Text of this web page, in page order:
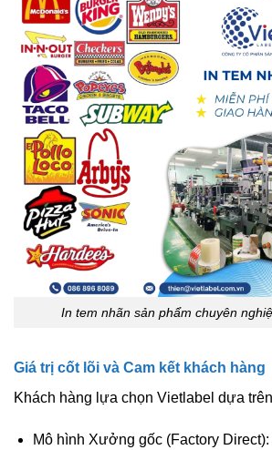
In tem nhãn sản phẩm chuyên
Giá trị cốt lõi và Cam kết khách hàng
Khách hàng lựa chọn Vietlabel dựa
Mô hình Xưởng gốc (Factory Direct):